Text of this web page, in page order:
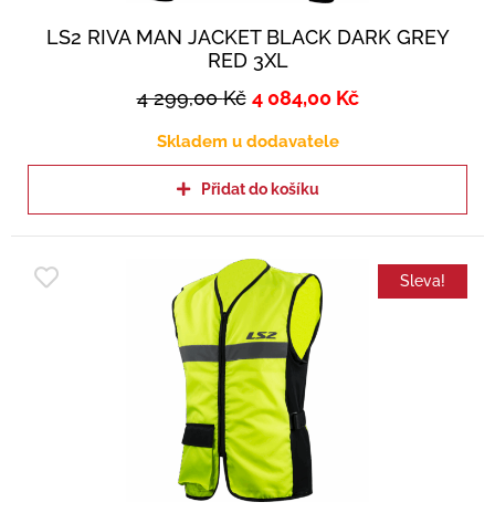
LS2 RIVA MAN JACKET BLACK DARK GREY
RED 3XL
4 299,00Kč 4 084,00 Kč
Skladem u dodavatele
Přidat do košíku
Sleva!